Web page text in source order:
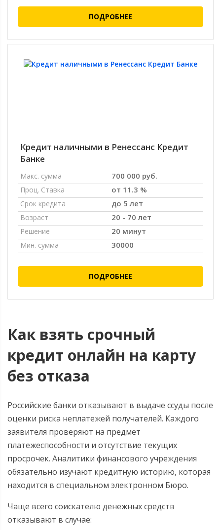
ПОДРОБНЕЕ
Кредит наличными в Ренессанс Кредит
Банке
Макс. сумма 700 000 руб.
Проц. Ставка от 11.3 %
Срок кредита до 5 лет
Возраст 20 - 70 лет
Решение 20 минут
Мин. сумма 30000
ПОДРОБНЕЕ
Как взять срочный
кредит онлайн на карту
без отказа
Российские банки отказывают в выдаче ссуды после
оценки риска неплатежей получателей. Каждого
заявителя проверяют на предмет
платежеспособности и отсутствие текущих
просрочек. Аналитики финансового учреждения
обязательно изучают кредитную историю, которая
находится в специальном электронном Бюро.
Чаще всего соискателю денежных средств
отказывают в случае: